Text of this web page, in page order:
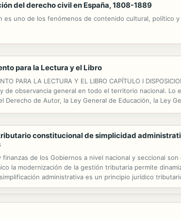
del derecho civil en España, 1808-1889
es uno de los fenómenos de contenido cultural, político
para la Lectura y el Libro
PARA LA LECTURA Y EL LIBRO CAPÍTULO I
de observancia general en todo el territorio nacional.
Derecho de Autor, la Ley General de Educación, la Ley
constitucional de simplicidad
finanzas de los Gobiernos a nivel nacional y seccional
la modernización de la gestión tributaria permite
administrativa es un principio jurídico
La aplicación del Principio de Simplificación